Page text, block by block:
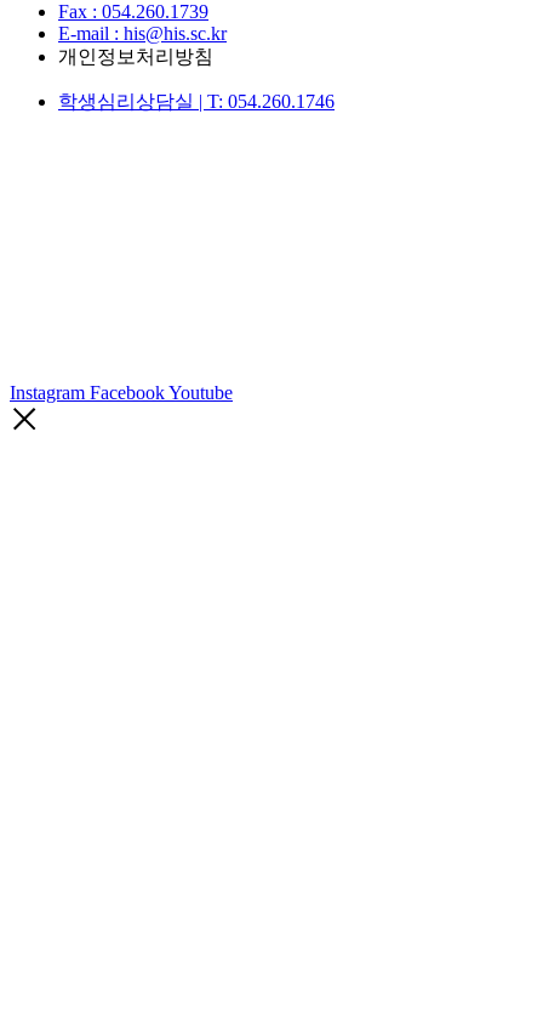
Fax : 054.260.1739
E-mail : his@his.sc.kr
개인정보처리방침
학생심리상담실 | T: 054.260.1746
Instagram FacebookYoutube